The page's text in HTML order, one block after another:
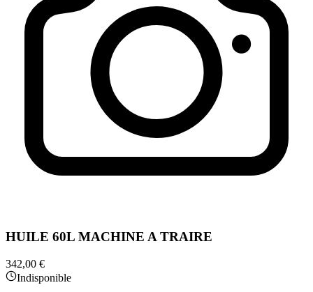
HUILE 60L MACHINE A TRAIRE
342,00 €
Indisponible